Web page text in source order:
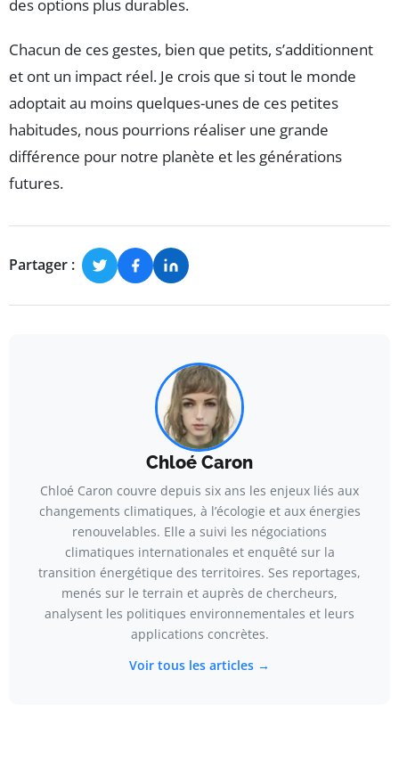
des options plus durables.
Chacun de ces gestes, bien que petits, s’additionnent
et ont un impact réel. Je crois que si tout le monde
adoptait au moins quelques-unes de ces petites
habitudes, nous pourrions réaliser une grande
différence pour notre planète et les générations
futures.
Partager :
Chloé Caron
Chloé Caron couvre depuis six ans les enjeux liés aux
changements climatiques, à l’écologie et aux énergies
renouvelables. Elle a suivi les négociations
climatiques internationales et enquêté sur la
transition énergétique des territoires. Ses reportages,
menés sur le terrain et auprès de chercheurs,
analysent les politiques environnementales et leurs
applications concrètes.
Voir tous les articles →